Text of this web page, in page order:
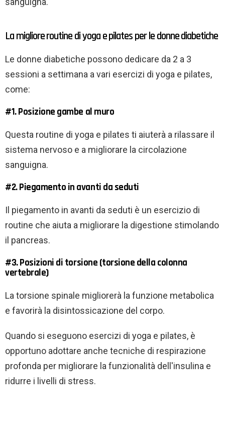
La migliore routine di yoga e pilates per le donne diabetiche
Le donne diabetiche possono dedicare da 2 a 3
sessioni a settimana a vari esercizi di yoga e pilates,
come:
#1. Posizione gambe al muro
Questa routine di yoga e pilates ti aiuterà a rilassare il
sistema nervoso e a migliorare la circolazione
sanguigna.
#2. Piegamento in avanti da seduti
Il piegamento in avanti da seduti è un esercizio di
routine che aiuta a migliorare la digestione stimolando
il pancreas.
#3. Posizioni di torsione (torsione della colonna
vertebrale)
La torsione spinale migliorerà la funzione metabolica
e favorirà la disintossicazione del corpo.
Quando si eseguono esercizi di yoga e pilates, è
opportuno adottare anche tecniche di respirazione
profonda per migliorare la funzionalità dell'insulina e
ridurre i livelli di stress.